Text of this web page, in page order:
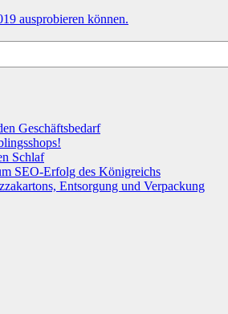
ausprobieren können.
Geschäftsbedarf
Schlaf
SEO-Erfolg des Königreichs
Entsorgung und Verpackung